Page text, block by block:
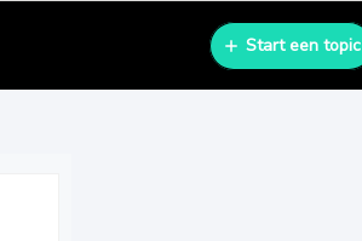
Start een topic